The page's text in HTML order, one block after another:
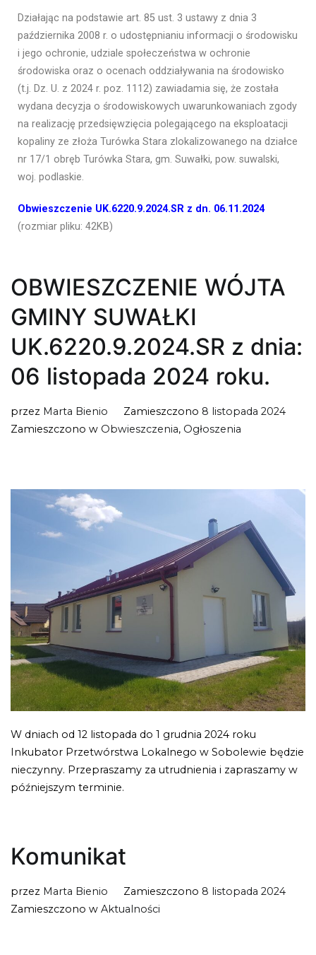
Działając na podstawie art. 85 ust. 3 ustawy z dnia 3
października 2008 r. o udostępnianiu informacji o środowisku
i jego ochronie, udziale społeczeństwa w ochronie
środowiska oraz o ocenach oddziaływania na środowisko
(t.j. Dz. U. z 2024 r. poz. 1112) zawiadamia się, że została
wydana decyzja o środowiskowych uwarunkowaniach zgody
na realizację przedsięwzięcia polegającego na eksploatacji
kopaliny ze złoża Turówka Stara zlokalizowanego na działce
nr 17/1 obręb Turówka Stara, gm. Suwałki, pow. suwalski,
woj. podlaskie.
Obwieszczenie UK.6220.9.2024.SR z dn. 06.11.2024
(rozmiar pliku: 42KB)
OBWIESZCZENIE WÓJTA
GMINY SUWAŁKI
UK.6220.9.2024.SR z dnia:
06 listopada 2024 roku.
przez Marta Bienio Zamieszczono 8 listopada 2024
Zamieszczono w Obwieszczenia, Ogłoszenia
W dniach od 12 listopada do 1 grudnia 2024 roku
Inkubator Przetwórstwa Lokalnego w Sobolewie będzie
nieczynny. Przepraszamy za utrudnienia i zapraszamy w
późniejszym terminie.
Komunikat
przez Marta Bienio Zamieszczono 8 listopada 2024
Zamieszczono w Aktualności